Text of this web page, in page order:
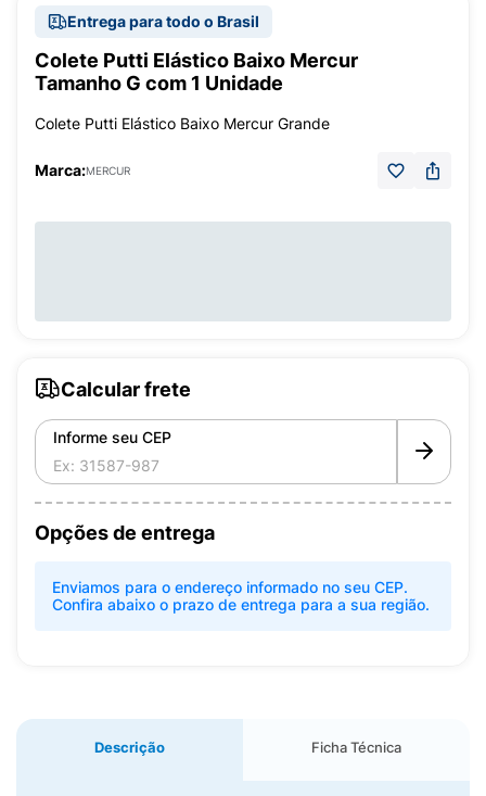
Entrega para todo o Brasil
Colete Putti Elástico Baixo Mercur
Tamanho G com 1 Unidade
Colete Putti Elástico Baixo Mercur Grande
Marca:MERCUR
Calcular frete
Informe seu CEP
Opções de entrega
Enviamos para o endereço informado no seu CEP.
Confira abaixo o prazo de entrega para a sua região.
Descrição Ficha Técnica